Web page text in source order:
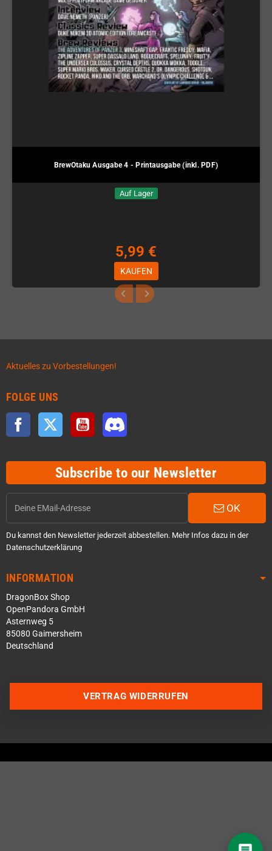
BrewOtaku Ausgabe 4 - Printausgabe (inkl. PDF)
Auf Lager
5,99 €
KAUFEN
Aktuelles zu Vorbestellungen!
FOLGE UNS
Facebook Twitter YouTube
Subscribe to our Newsletter
OK
Du kannst den Newsletter jederzeit abbestellen. Mehr Infos dazu in der
Datenschutzerklärung
INFORMATION
DragonBox Shop
OpenPandora GmbH
Asternweg 5
85080 Gaimersheim
Deutschland
Über WhatsApp schreiben
VERTRAG WIDERRUFEN